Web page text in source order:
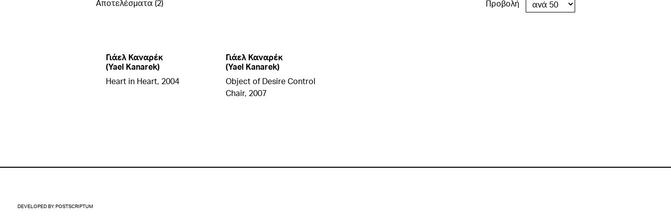
Αποτελέσματα (2) Προβολή
Γιάελ Καναρέκ
(Yael Kanarek)
Heart in Heart, 2004
Γιάελ Καναρέκ
(Yael Kanarek)
Object of Desire Control
Chair, 2007
DEVELOPED BY:POSTSCRIPTUM